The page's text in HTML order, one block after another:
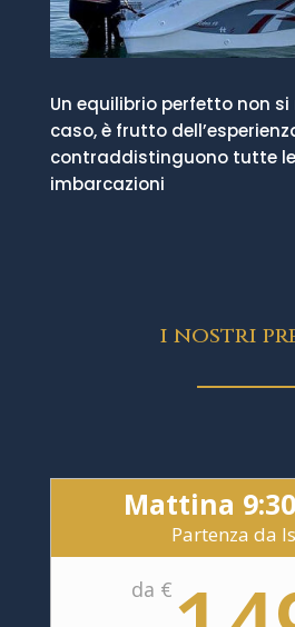
Un equilibrio perfetto non
caso, è frutto
contraddistinguono tutte
imbarcazioni
i nostri
Mattina
Partenza da
da €